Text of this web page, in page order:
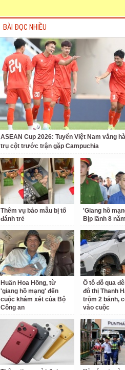
BÀI ĐỌC NHIỀU
ASEAN Cup 2026: Tuyển Việt Nam vắng
trụ cột trước trận gặp Campuchia
Thêm vụ bảo mẫu bị tố
đánh trẻ
'Giang hồ
Bịp lãnh 8
Huấn Hoa Hồng, từ
'giang hồ mạng' đến
cuộc khám xét của Bộ
Công an
Ô tô đỗ qua
đô thị Thanh
trộm 2 bánh,
vào cuộc